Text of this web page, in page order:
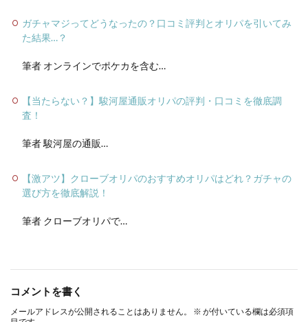
ガチャマジってどうなったの？口コミ評判とオリパを引いてみ
た結果…？
筆者 オンラインでポケカを含む…
【当たらない？】駿河屋通販オリパの評判・口コミを徹底調
査！
筆者 駿河屋の通販…
【激アツ】クローブオリパのおすすめオリパはどれ？ガチャの
選び方を徹底解説！
筆者 クローブオリパで…
コメントを書く
メールアドレスが公開されることはありません。 ※ が付いている欄は必須項